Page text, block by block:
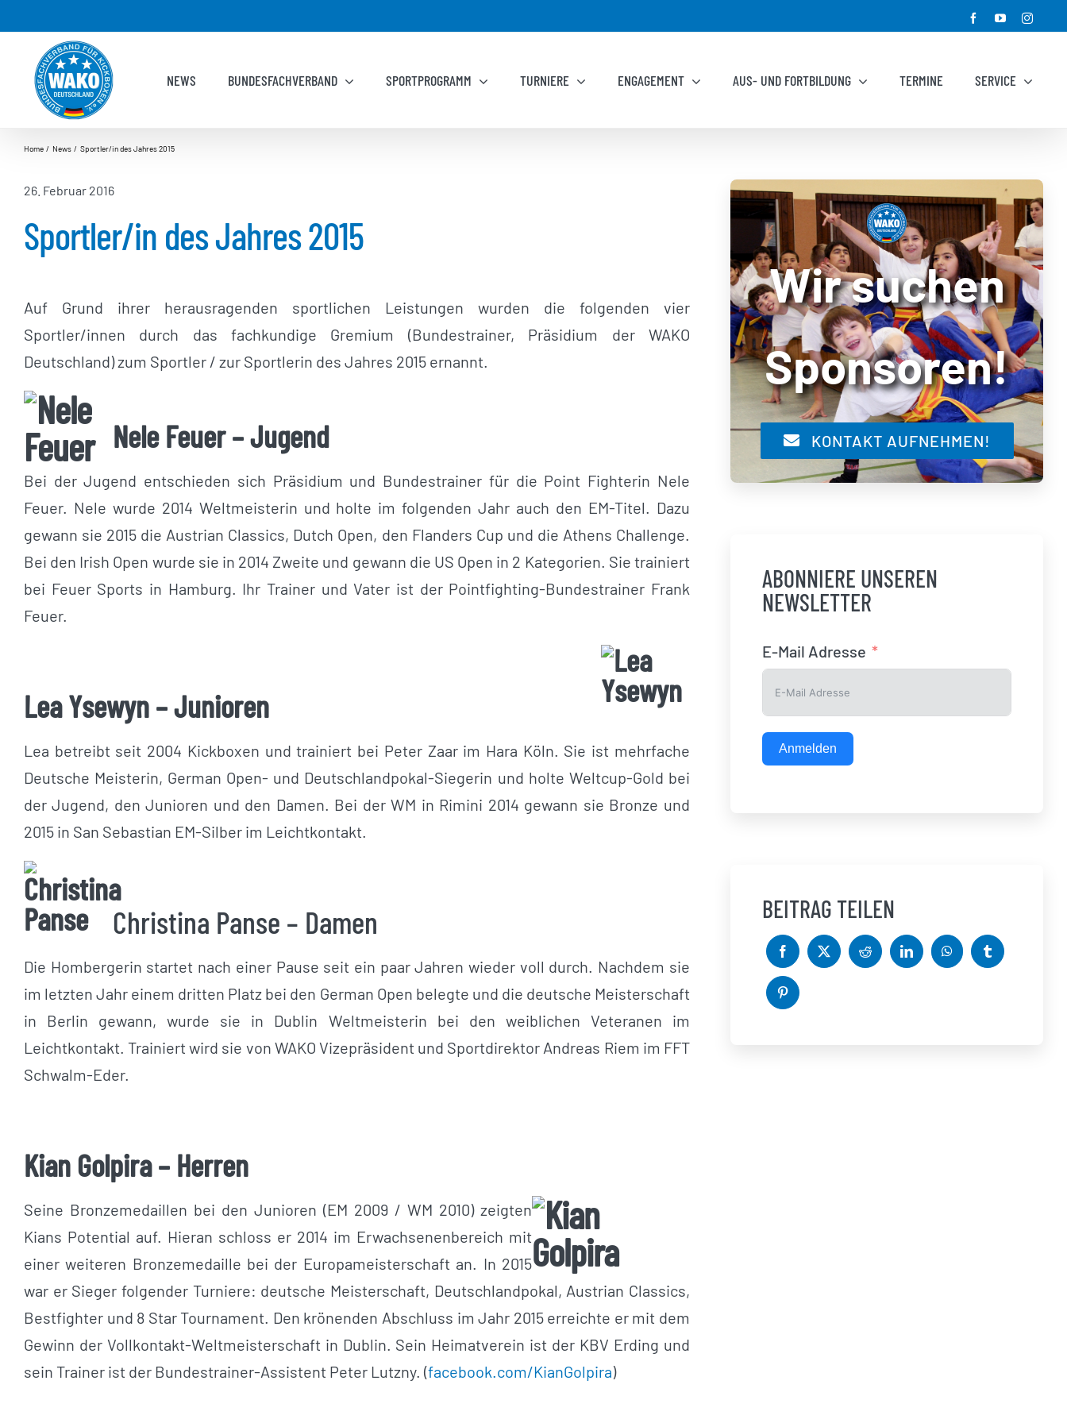
springen
FacebookYouTube
NEWS BUNDESFACHVERBAND SPORTPROGRAMM TURNIERE ENGAGEMENT AUS- UND FORTBILDUNG TERMINE SERVICE
Home News Sportler/in des Jahres 2015
26. Februar 2016
Sportler/in des Jahres 2015
Auf Grund ihrer herausragenden sportlichen Leistungen wurden die folgenden vier
Sportler/innen durch das fachkundige Gremium (Bundestrainer, Präsidium der WAKO
Deutschland) zum Sportler / zur Sportlerin des Jahres 2015 ernannt.
Nele Feuer – Jugend
Bei der Jugend entschieden sich Präsidium und Bundestrainer für die Point Fighterin Nele
Feuer. Nele wurde 2014 Weltmeisterin und holte im folgenden Jahr auch den EM-Titel. Dazu
gewann sie 2015 die Austrian Classics, Dutch Open, den Flanders Cup und die Athens Challenge.
Bei den Irish Open wurde sie in 2014 Zweite und gewann die US Open in 2 Kategorien. Sie trainiert
bei Feuer Sports in Hamburg. Ihr Trainer und Vater ist der Pointfighting-Bundestrainer Frank
Feuer.
Lea Ysewyn – Junioren
Lea betreibt seit 2004 Kickboxen und trainiert bei Peter Zaar im Hara Köln. Sie ist mehrfache
Deutsche Meisterin, German Open- und Deutschlandpokal-Siegerin und holte Weltcup-Gold bei
der Jugend, den Junioren und den Damen. Bei der WM in Rimini 2014 gewann sie Bronze und
2015 in San Sebastian EM-Silber im Leichtkontakt.
Christina Panse – Damen
Die Hombergerin startet nach einer Pause seit ein paar Jahren wieder voll durch. Nachdem sie
im letzten Jahr einem dritten Platz bei den German Open belegte und die deutsche Meisterschaft
in Berlin gewann, wurde sie in Dublin Weltmeisterin bei den weiblichen Veteranen im
Leichtkontakt. Trainiert wird sie von WAKO Vizepräsident und Sportdirektor Andreas Riem im FFT
Schwalm-Eder.
Kian Golpira – Herren
Seine Bronzemedaillen bei den Junioren (EM 2009 / WM 2010) zeigten
Kians Potential auf. Hieran schloss er 2014 im Erwachsenenbereich mit
einer weiteren Bronzemedaille bei der Europameisterschaft an. In 2015
war er Sieger folgender Turniere: deutsche Meisterschaft, Deutschlandpokal, Austrian Classics,
Bestfighter und 8 Star Tournament. Den krönenden Abschluss im Jahr 2015 erreichte er mit dem
Gewinn der Vollkontakt-Weltmeisterschaft in Dublin. Sein Heimatverein ist der KBV Erding und
sein Trainer ist der Bundestrainer-Assistent Peter Lutzny. (facebook.com/KianGolpira)
Wir suchen
Sponsoren!
KONTAKT AUFNEHMEN!
ABONNIERE UNSEREN
NEWSLETTER
E-Mail Adresse
Anmelden
BEITRAG TEILEN